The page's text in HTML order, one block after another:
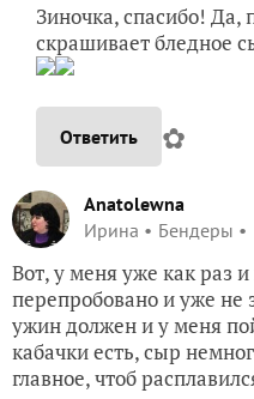
Зиночка, спасибо! Да,
скрашивает бледное
Ответить ✿
Anatolewna
Ирина
Бендеры
Вот, у меня уже как раз
перепробовано и уже не
ужин должен и у меня
кабачки есть, сыр
главное, чтоб